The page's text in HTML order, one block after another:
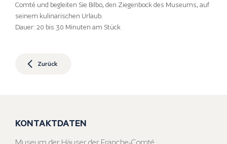
Comté und begleiten Sie Bilbo, den Ziegenbock des Museums, auf
seinem kulinarischen Urlaub.
Dauer: 20 bis 30 Minuten am Stück
Zurück
KONTAKTDATEN